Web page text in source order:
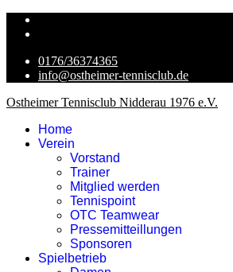
0176/36374365
info@ostheimer-tennisclub.de
Ostheimer Tennisclub Nidderau 1976 e.V.
Home
Verein
Vorstand
Trainer
Mitglied werden
Tennispoint
OTC Teamwear
Pressemitteillungen
Sponsoren
Spielbetrieb